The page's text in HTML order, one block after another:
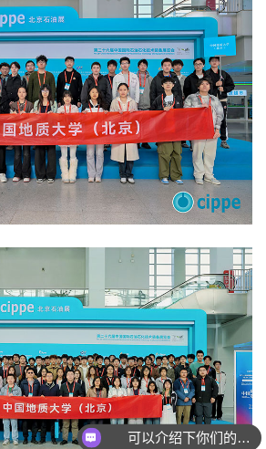
可以介绍下你们的产品么
你们是怎么收费的呢